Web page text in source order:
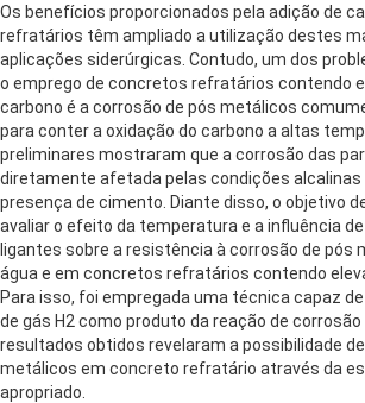
Os benefícios proporcionados pela adição de
refratários têm ampliado a utilização destes
aplicações siderúrgicas. Contudo, um dos
o emprego de concretos refratários contendo
carbono é a corrosão de pós metálicos
para conter a oxidação do carbono a altas
preliminares mostraram que a corrosão das
diretamente afetada pelas condições alcalinas
presença de cimento. Diante disso, o objetivo
avaliar o efeito da temperatura e a influência
ligantes sobre a resistência à corrosão de pós
água e em concretos refratários contendo
Para isso, foi empregada uma técnica capaz
de gás H2 como produto da reação de
resultados obtidos revelaram a possibilidade
metálicos em concreto refratário através da
apropriado.